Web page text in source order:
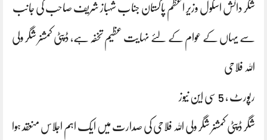
شگر دانش اسکول وزیر اعظم پاکستان جناب شہباز شریف صاحب کی جانب
سے یہاں کے عوام کے لئے نہایت عظیم تخفہ ہے، ڈپٹی کمشنر شگر ولی
اللہ فلاحی
رپورٹ ، 5 سی این نیوز
شگر ڈپٹی کمشنر شگر ولی اللہ فلاحی کی صدارت میں ایک اہم اجلاس منعقد ہوا